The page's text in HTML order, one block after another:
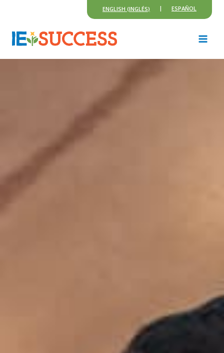
content
ENGLISH (INGLÉS) ESPAÑOL